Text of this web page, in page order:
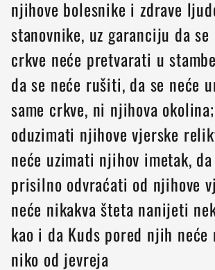
njihove bolesnike i zdrave
stanovnike, uz garanciju da
crkve neće pretvarati u
da se neće rušiti, da se neće
same crkve, ni njihova
oduzimati njihove vjerske
neće uzimati njihov imetak,
prisilno odvraćati od njihove
neće nikakva šteta nanijeti
kao i da Kuds pored njih
niko od jevreja